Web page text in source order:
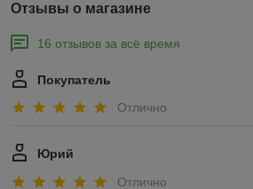
Отзывы о магазине
16 отзывов за всё время
Покупатель
Отлично
Юрий
Отлично